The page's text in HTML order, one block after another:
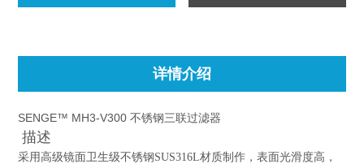
详情介绍
SENGE™ MH3-V300 不锈钢三联过滤器
描述
采用高级镜面卫生级不锈钢SUS316L材质制作，表面光滑度高，